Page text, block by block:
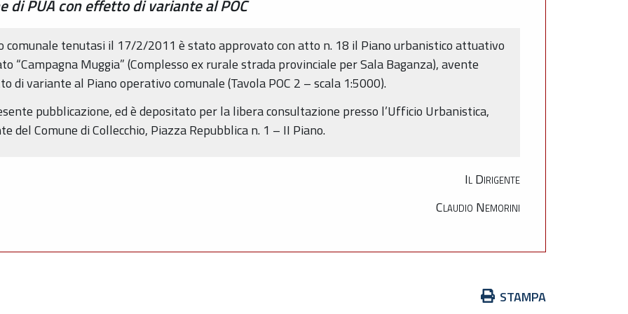
di PUA con effetto di variante al POC
comunale tenutasi il 17/2/2011 è stato approvato con atto n. 18 il Piano urbanistico attuativo
“Campagna Muggia” (Complesso ex rurale strada provinciale per Sala Baganza), avente
di variante al Piano operativo comunale (Tavola POC 2 – scala 1:5000).
pubblicazione, ed è depositato per la libera consultazione presso l’Ufficio Urbanistica,
del Comune di Collecchio, Piazza Repubblica n. 1 – II Piano.
Il Dirigente
Claudio Nemorini
Azioni STAMPA